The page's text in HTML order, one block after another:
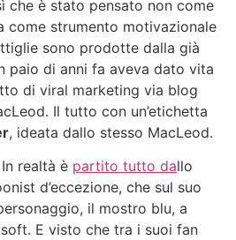
che è stato pensato non come
come strumento motivazionale
sono prodotte dalla già
paio di anni fa aveva dato vita
di viral marketing via blog
Il tutto con un’etichetta
, ideata dallo stesso MacLeod.
realtà è partito tutto dallo
d’eccezione, che sul suo
il mostro blu, a
E visto che tra i suoi fan